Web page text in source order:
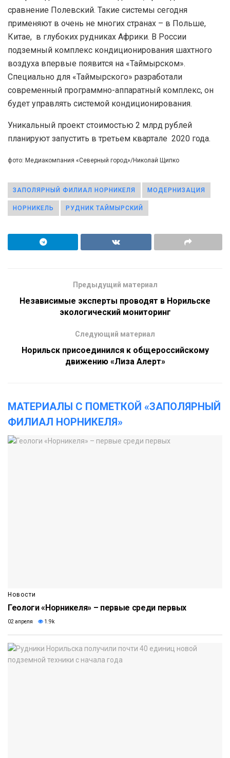
сравнение Полевский. Такие системы сегодня
применяют в очень не многих странах – в Польше,
Китае, в глубоких рудниках Африки. В России
подземный комплекс кондиционирования шахтного
воздуха впервые появится на «Таймырском».
Специально для «Таймырского» разработали
современный программно-аппаратный комплекс, он
будет управлять системой кондиционирования.
Уникальный проект стоимостью 2 млрд рублей
планируют запустить в третьем квартале 2020 года.
фото: Медиакомпания «Северный город»/Николай Щипко
ЗАПОЛЯРНЫЙ ФИЛИАЛ НОРНИКЕЛЯ МОДЕРНИЗАЦИЯ
НОРНИКЕЛЬ РУДНИК ТАЙМЫРСКИЙ
Предыдущий материал
Независимые эксперты проводят в Норильске
экологический мониторинг
Следующий материал
Норильск присоединился к общероссийскому
движению «Лиза Алерт»
МАТЕРИАЛЫ С ПОМЕТКОЙ «ЗАПОЛЯРНЫЙ
ФИЛИАЛ НОРНИКЕЛЯ»
Новости
Геологи «Норникеля» – первые среди первых
02 апреля 1.9k